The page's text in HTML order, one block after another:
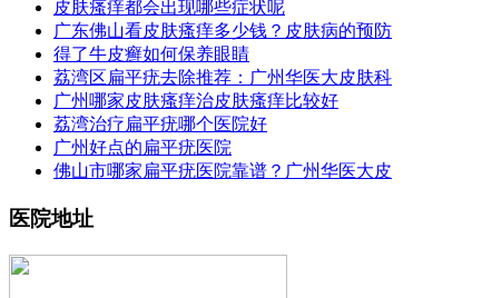
皮肤瘙痒都会出现哪些症状呢
广东佛山看皮肤瘙痒多少钱？皮肤病的预防
得了牛皮癣如何保养眼睛
荔湾区扁平疣去除推荐：广州华医大皮肤科
广州哪家皮肤瘙痒治皮肤瘙痒比较好
荔湾治疗扁平疣哪个医院好
广州好点的扁平疣医院
佛山市哪家扁平疣医院靠谱？广州华医大皮
医院地址